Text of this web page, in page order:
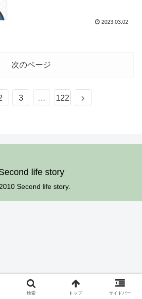
2023.03.02
次のページ
3 … 122
次
life story
Second life story.
検索 トップ サイドバー